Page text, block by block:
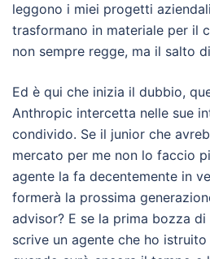
leggono i miei progetti
trasformano in materiale per il
non sempre regge, ma il salto
Ed è qui che inizia il dubbio,
Anthropic intercetta nelle sue
condivido. Se il junior che
mercato per me non lo faccio
agente la fa decentemente in
formerà la prossima
advisor? E se la prima bozza di
scrive un agente che ho